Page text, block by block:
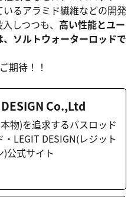
いるアラミド繊維などの開発
しつつも、 高い性能とユー
ソルトウォーターロッドで
期待！！
Co.,Ltd
物)を追求するバスロッド
・LEGIT DESIGN(レジット
)公式サイト